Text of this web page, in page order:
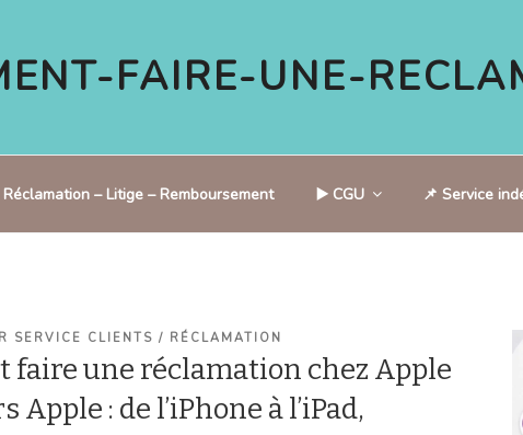
FAIRE-UNE-
– Litige – Remboursement ▶️ CGU 📌 Service
SERVICE CLIENTS / RÉCLAMATION
faire une réclamation chez Apple
Apple : de l’iPhone à l’iPad,